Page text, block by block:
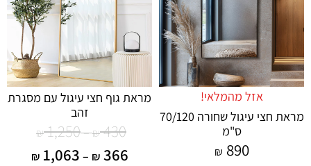
אזל מהמלאי!
מראת חצי עיגול שחורה 70/120
ס"מ
₪ 890
מראת גוף חצי עיגול עם מסגרת
זהב
₪430
–
₪1,250
₪366
–
₪1,063